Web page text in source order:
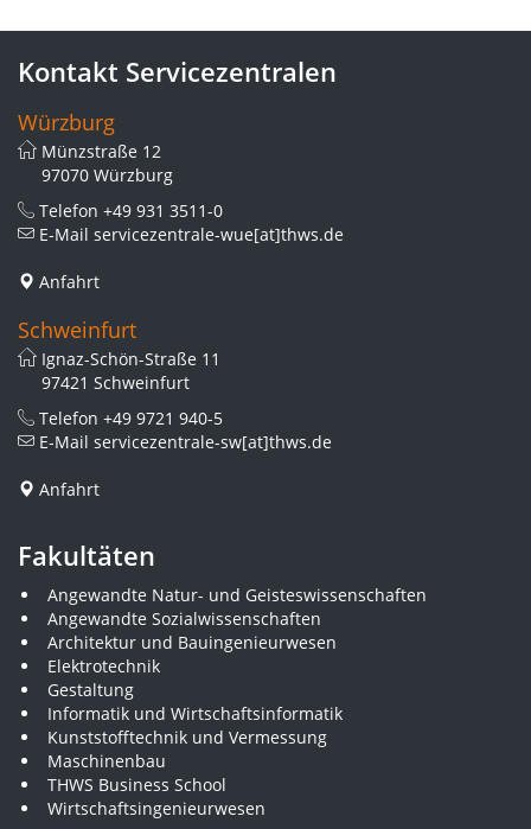
Kontakt Servicezentralen
Würzburg
Münzstraße 12
97070 Würzburg
Telefon +49 931 3511-0
E-Mail servicezentrale-wue[at]thws.de
Anfahrt
Schweinfurt
Ignaz-Schön-Straße 11
97421 Schweinfurt
Telefon +49 9721 940-5
E-Mail servicezentrale-sw[at]thws.de
Anfahrt
Fakultäten
Angewandte Natur- und Geisteswissenschaften
Angewandte Sozialwissenschaften
Architektur und Bauingenieurwesen
Elektrotechnik
Gestaltung
Informatik und Wirtschaftsinformatik
Kunststofftechnik und Vermessung
Maschinenbau
THWS Business School
Wirtschaftsingenieurwesen